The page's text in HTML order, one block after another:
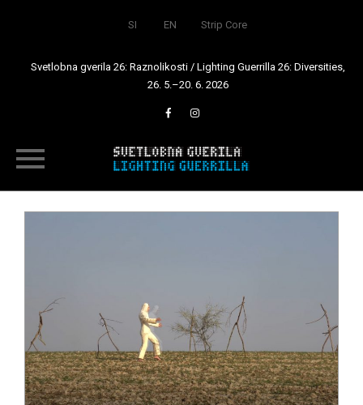
SI EN Strip Core
Svetlobna gverila 26: Raznolikosti / Lighting Guerrilla 26: Diversities,
26. 5.–20. 6. 2026